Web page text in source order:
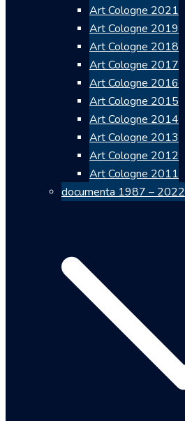
Art Cologne 2021
Art Cologne 2019
Art Cologne 2018
Art Cologne 2017
Art Cologne 2016
Art Cologne 2015
Art Cologne 2014
Art Cologne 2013
Art Cologne 2012
Art Cologne 2011
documenta 1987 – 2022